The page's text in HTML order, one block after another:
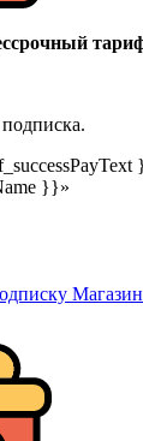
}}»